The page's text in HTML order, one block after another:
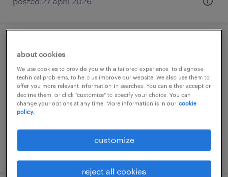
アウトソーシングの仕分け・ピッキング・
梱包、検査、検品、入出荷
千葉県八千代市, 千葉県
temporary
¥1400.00 per hour
posted 18 december 2025
about cookies
We use cookies to provide you with a tailored experience, to diagnose
technical problems, to help us improve our website. We also use them to
offer you more relevant information in searches. You can either accept or
decline them, or click "customize" to specify your choice. You can
change your options at any time. More information is in our cookie
policy.
customize
reject all cookies